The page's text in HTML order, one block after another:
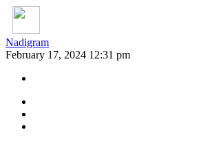
Nadigram
February 17, 2024 12:31 pm